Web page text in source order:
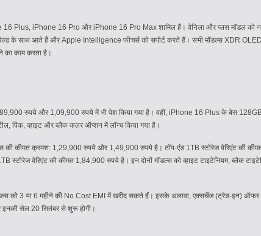
16 Plus, iPhone 16 Pro और iPhone 16 Pro Max शामिल हैं। वेनिला और प्लस मॉडल को
के साथ आते हैं और Apple Intelligence फीचर्स को सपोर्ट करते हैं। सभी मॉडल्स XDR
का काम करता है।
रुपये और 1,09,900 रुपये में भी पेश किया गया है। वहीं, iPhone 16 Plus के बेस
पिंक, व्हाइट और ब्लैक कलर ऑप्शन में लॉन्च किया गया है।
कीमत क्रमश: 1,29,900 रुपये और 1,49,900 रुपये है। टॉप-एंड 1TB स्टोरेज वेरिएंट की
वेरिएंट की कीमत 1,84,900 रुपये है। इन दोनों मॉडल्स को व्हाइट टाइटेनियम, ब्लैक
को 3 या 6 महीने की No Cost EMI में खरीद सकते हैं। इसके अलावा, एक्सचेंज (ट्रेड-इन)
सेल 20 सितंबर से शुरू होगी।